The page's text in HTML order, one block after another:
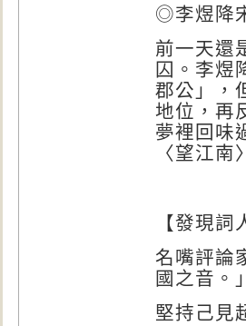
◎李煜降
前一天還
囚。李煜
郡公」，
地位，再
夢裡回味
〈望江南
【發現
名嘴評論
國之音。
堅持己見